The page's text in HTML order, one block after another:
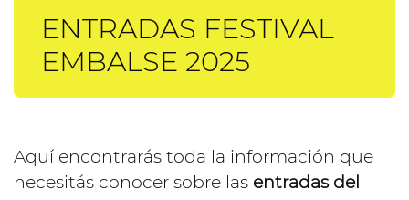
ENTRADAS FESTIVAL
EMBALSE 2025
Aquí encontrarás toda la información que
necesitás conocer sobre las entradas del